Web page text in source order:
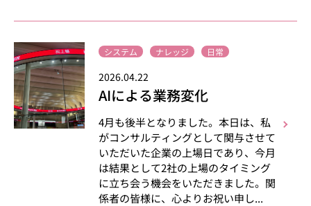
システム ナレッジ 日常
2026.04.22
AIによる業務変化
4月も後半となりました。本日は、私
がコンサルティングとして関与させて
いただいた企業の上場日であり、今月
は結果として2社の上場のタイミング
に立ち会う機会をいただきました。関
係者の皆様に、心よりお祝い申し...